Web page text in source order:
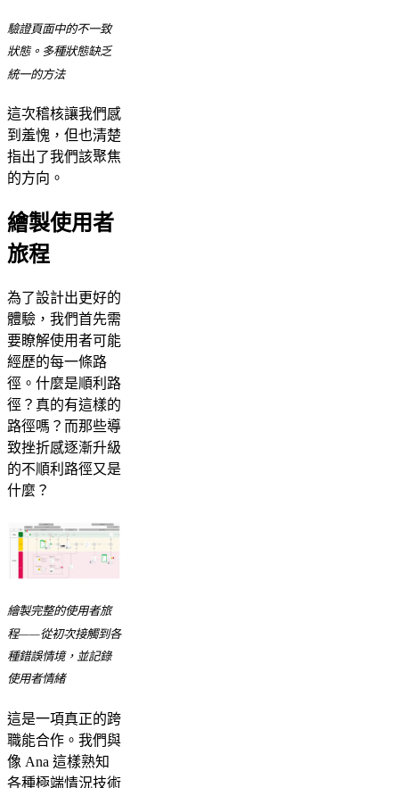
驗證頁面中的不一致
狀態。多種狀態缺乏
統一的方法
這次稽核讓我們感
到羞愧，但也清楚
指出了我們該聚焦
的方向。
繪製使用者
旅程
為了設計出更好的
體驗，我們首先需
要瞭解使用者可能
經歷的每一條路
徑。什麼是順利路
徑？真的有這樣的
路徑嗎？而那些導
致挫折感逐漸升級
的不順利路徑又是
什麼？
繪製完整的使用者旅
程——從初次接觸到各
種錯誤情境，並記錄
使用者情緒
這是一項真正的跨
職能合作。我們與
像 Ana 這樣熟知
各種極端情況技術